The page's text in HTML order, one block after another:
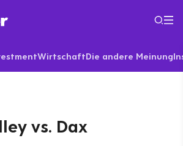
WirtschaftDie andere Meinung
vs. Dax